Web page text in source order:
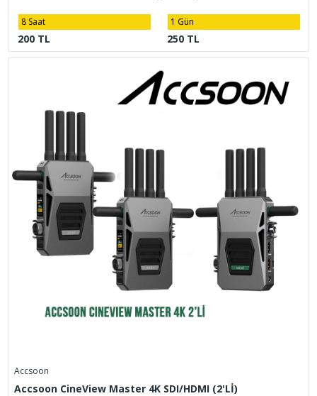
8 Saat
200 TL
1 Gün
250 TL
Accsoon
Accsoon CineView Master 4K SDI/HDMI (2'Lİ)